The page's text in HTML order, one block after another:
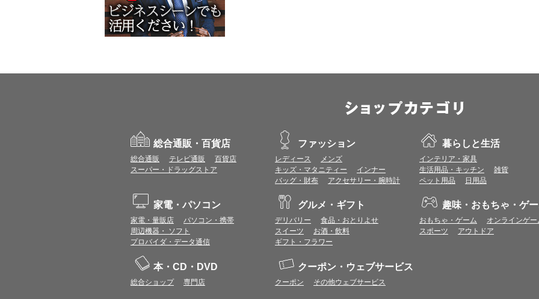
本サービスではCookieとJavaScriptの機能を使用している為、Cookieと
ワールドプレゼントのポイント通常1倍分に加え、上乗せとなる1〜19倍分の
プレミアムポイント付与の対象は、商品代金のみ（税・送料等を除く）となりま
プレミアムポイントの付与予定時期は、カードご利用代金のご請求月と異なる
200円のご利用につき1ポイントとして計算されるため、一部の法人カード等に
が異なる場合があります。
対象サイトにアクセス後、カード決済前に別サイトにアクセスした場合は、ポ
商品購入後、購入内容等に変更があった場合は、プレミアムポイント付与の対
商品をキャンセル・返品した場合は、プレミアムポイント付与の対象となりませ
同一ショップで複数回ご利用される場合は、1回のご利用ごとにポイントUPモ
プレミアムポイントはワールドプレゼントのポイントとして景品等に交換できま
一部対象外となるサービスがあります。
に届く注文番号等の記載のあるメールを必ず保管してください。
各ショップのアプリ上で購入した場合はポイントUPの対象外となります。
※ご利用のOSバージョンやセキュリティソフトにより、自動的にショップアプ
総合通販・百貨店
総合通販 テレビ通販
百貨店
スーパー・ドラッグストア
ファッション
レディース
メンズ
キッズ・マタニティー
インナー
バッグ・財布
アクセサリー・腕時計
暮らしと生活
インテリア・家具
生活用品・キッチン
雑貨
ペット用品
日用品
家電・パソコン
家電・量販店
パソコン・携帯
周辺機器・ ソフト
プロバイダ・データ通信
グルメ・ギフト
デリバリー
食品・おとりよせ
スイーツ
お酒・飲料
ギフト・フラワー
趣味・おもちゃ・ゲ
おもちゃ・ゲーム
オンラインゲー
スポーツ
アウトドア
本・CD・DVD
総合ショップ 専門店
クーポン・ウェブサービス
クーポン その他ウェブサービス